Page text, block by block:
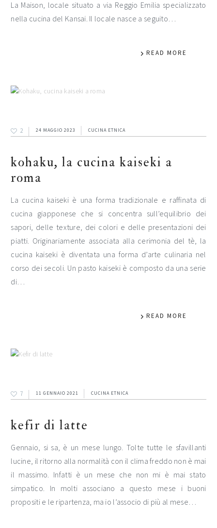
La Maison, locale situato a via Reggio Emilia specializzato
nella cucina del Kansai. Il locale nasce a seguito…
READ MORE
2 24 MAGGIO 2023 CUCINA ETNICA
kohaku, la cucina kaiseki a
roma
La cucina kaiseki è una forma tradizionale e raffinata di
cucina giapponese che si concentra sull’equilibrio dei
sapori, delle texture, dei colori e delle presentazioni dei
piatti. Originariamente associata alla cerimonia del tè, la
cucina kaiseki è diventata una forma d’arte culinaria nel
corso dei secoli. Un pasto kaiseki è composto da una serie
di…
READ MORE
7 11 GENNAIO 2021 CUCINA ETNICA
kefir di latte
Gennaio, si sa, è un mese lungo. Tolte tutte le sfavillanti
lucine, il ritorno alla normalità con il clima freddo non è mai
il massimo. Infatti è un mese che non mi è mai stato
simpatico. In molti associano a questo mese i buoni
propositi e le ripartenza, ma io l’associo di più al mese…